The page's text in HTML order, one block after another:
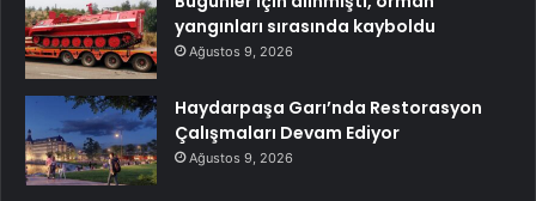
yangınları sırasında kayboldu
Ağustos 9, 2026
Haydarpaşa Garı’nda Restorasyon
Çalışmaları Devam Ediyor
Ağustos 9, 2026